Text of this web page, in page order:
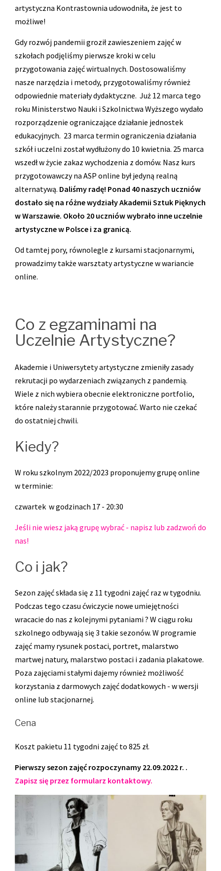
artystyczna Kontrastownia udowodniła, że jest to
możliwe!
Gdy rozwój pandemii groził zawieszeniem zajęć w
szkołach podjęliśmy pierwsze kroki w celu
przygotowania zajęć wirtualnych. Dostosowaliśmy
nasze narzędzia i metody, przygotowaliśmy również
odpowiednie materiały dydaktyczne. Już 12 marca tego
roku Ministerstwo Nauki i Szkolnictwa Wyższego wydało
rozporządzenie ograniczające działanie jednostek
edukacyjnych. 23 marca termin ograniczenia działania
szkół i uczelni został wydłużony do 10 kwietnia. 25 marca
wszedł w życie zakaz wychodzenia z domów. Nasz kurs
przygotowawczy na ASP online był jedyną realną
alternatywą. Daliśmy radę! Ponad 40 naszych uczniów
dostało się na różne wydziały Akademii Sztuk Pięknych
w Warszawie. Około 20 uczniów wybrało inne uczelnie
artystyczne w Polsce i za granicą.
Od tamtej pory, równolegle z kursami stacjonarnymi,
prowadzimy także warsztaty artystyczne w wariancie
online.
Co z egzaminami na
Uczelnie Artystyczne?
Akademie i Uniwersytety artystyczne zmieniły zasady
rekrutacji po wydarzeniach związanych z pandemią.
Wiele z nich wybiera obecnie elektroniczne portfolio,
które należy starannie przygotować. Warto nie czekać
do ostatniej chwili.
Kiedy?
W roku szkolnym 2022/2023 proponujemy grupę online
w terminie:
czwartek w godzinach 17 - 20:30
Jeśli nie wiesz jaką grupę wybrać - napisz lub zadzwoń do
nas!
Co i jak?
Sezon zajęć składa się z 11 tygodni zajęć raz w tygodniu.
Podczas tego czasu ćwiczycie nowe umiejętności
wracacie do nas z kolejnymi pytaniami ? W ciągu roku
szkolnego odbywają się 3 takie sezonów. W programie
zajęć mamy rysunek postaci, portret, malarstwo
martwej natury, malarstwo postaci i zadania plakatowe.
Poza zajęciami stałymi dajemy również możliwość
korzystania z darmowych zajęć dodatkowych - w wersji
online lub stacjonarnej.
Cena
Koszt pakietu 11 tygodni zajęć to 825 zł.
Pierwszy sezon zajęć rozpoczynamy 22.09.2022 r. .
Zapisz się przez formularz kontaktowy.